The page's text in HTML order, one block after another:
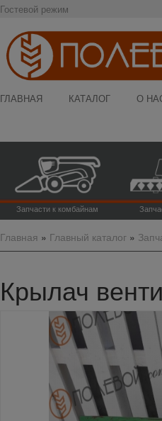
Гостевой режим
ГЛАВНАЯ КАТАЛОГ О
Запчасти к комбайнам
Главная » Главный каталог»
Крылач